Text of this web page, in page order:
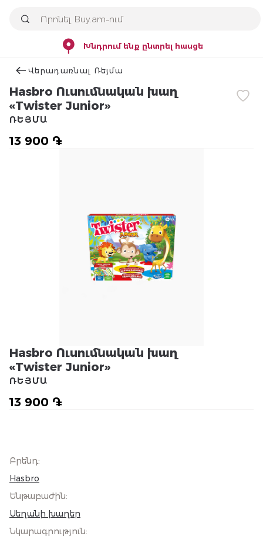
Խնդրում ենք ընտրել հասցե
Վերադառնալ Ռեյմա
Hasbro Ուսումնական խաղ
«Twister Junior»
13 900 ֏
ՌԵՅՄԱ
Hasbro Ուսումնական խաղ
«Twister Junior»
13 900 ֏
ՌԵՅՄԱ
Բրենդ:
Hasbro
Ենթաբաժին:
Սեղանի խաղեր
Նկարագրություն: